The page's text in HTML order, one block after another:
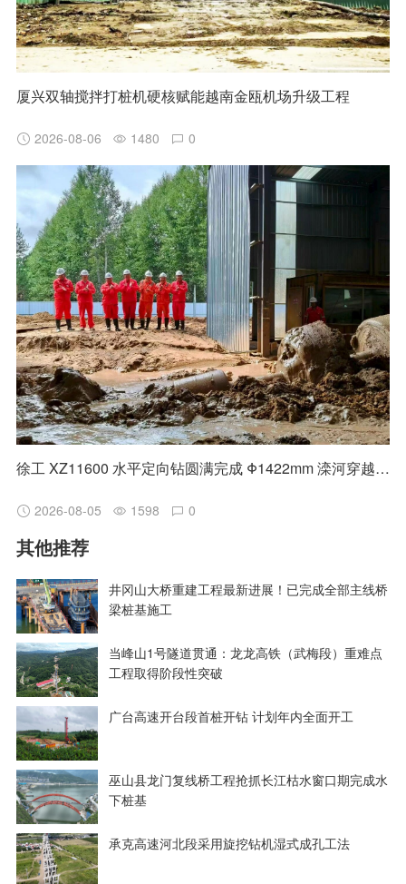
厦兴双轴搅拌打桩机硬核赋能越南金瓯机场升级工程
2026-08-06 1480 0
徐工 XZ11600 水平定向钻圆满完成 Φ1422mm 滦河穿越施工
2026-08-05 1598 0
其他推荐
井冈山大桥重建工程最新进展！已完成全部主线桥
梁桩基施工
当峰山1号隧道贯通：龙龙高铁（武梅段）重难点
工程取得阶段性突破
广台高速开台段首桩开钻 计划年内全面开工
巫山县龙门复线桥工程抢抓长江枯水窗口期完成水
下桩基
承克高速河北段采用旋挖钻机湿式成孔工法